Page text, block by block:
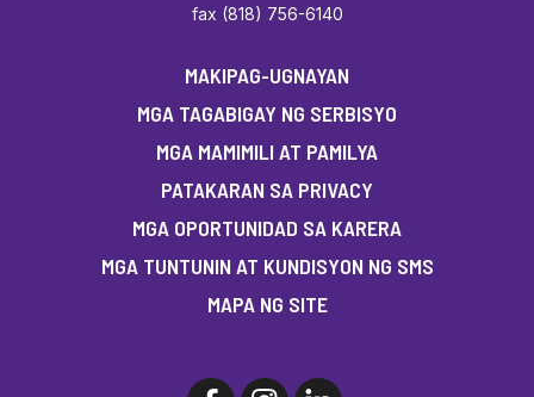
fax (818) 756-6140
MAKIPAG-UGNAYAN
MGA TAGABIGAY NG SERBISYO
MGA MAMIMILI AT PAMILYA
PATAKARAN SA PRIVACY
MGA OPORTUNIDAD SA KARERA
MGA TUNTUNIN AT KUNDISYON NG SMS
MAPA NG SITE